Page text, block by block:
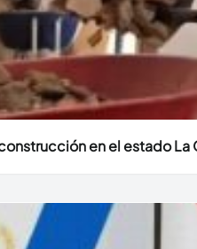
en el estado La